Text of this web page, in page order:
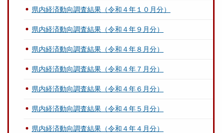
県内経済動向調査結果（令和４年１０月分）
県内経済動向調査結果（令和４年９月分）
県内経済動向調査結果（令和４年８月分）
県内経済動向調査結果（令和４年７月分）
県内経済動向調査結果（令和４年６月分）
県内経済動向調査結果（令和４年５月分）
県内経済動向調査結果（令和４年４月分）